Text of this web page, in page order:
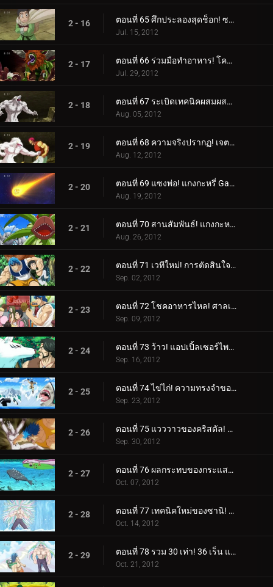
2 - 16 ตอนที่ 65 ศึกประลองสุดช็อก! ซาลาแมนเดอร์สฟิงซ์!
Jul. 15, 2012
2 - 17 ตอนที่ 66 ร่วมมือทำอาหาร! โคมัตสึคัดท้ายโทริโกะและม้าลาย!
Jul. 29, 2012
2 - 18 ตอนที่ 67 ระเบิดเทคนิคผสมผสาน! รับโคล่าที่ดีที่สุดในโลก!
Aug. 05, 2012
2 - 19 ตอนที่ 68 ความจริงปรากฏ! เจตจำนงของโคมัตสึและตัวตนของสิ่งมีชีวิตลึกลับ!
Aug. 12, 2012
2 - 20 ตอนที่ 69 แซงพ่อ! แกงกะหรี่ Gatsugatsu กลางฤดูร้อน!
Aug. 19, 2012
2 - 21 ตอนที่ 70 สานสัมพันธ์! แกงกะหรี่ Supoerb Gatsugatsu!
Aug. 26, 2012
2 - 22 ตอนที่ 71 เวทีใหม่! การตัดสินใจของโทริโกะและการกลับมาของ "เขา"!
Sep. 02, 2012
2 - 23 ตอนที่ 72 โชคอาหารไหล! ศาลเจ้านักแสวงบุญ!
Sep. 09, 2012
2 - 24 ตอนที่ 73 ว้าว! แอปเปิ้ลเซอร์ไพรส์สุดอัศจรรย์!
Sep. 16, 2012
2 - 25 ตอนที่ 74 ไข่ไก่! ความทรงจำของชายชรา Yocchi และภรรยาของเขา
Sep. 23, 2012
2 - 26 ตอนที่ 75 แวววาวของคริสตัล! ปลาสลิดส่องแสง!
Sep. 30, 2012
2 - 27 ตอนที่ 76 ผลกระทบของกระแสน้ำเชี่ยว! น้ำตกยักษ์ น้ำตกแห่งความตาย!
Oct. 07, 2012
2 - 28 ตอนที่ 77 เทคนิคใหม่ของซานิ! ผลแห่งการฝึกฝนอันงดงาม!
Oct. 14, 2012
2 - 29 ตอนที่ 78 รวม 30 เท่า! 36 เร็น แฝดคูกิพันช์!
Oct. 21, 2012